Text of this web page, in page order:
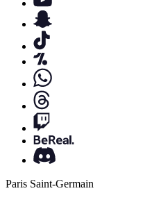
Paris Saint-Germain